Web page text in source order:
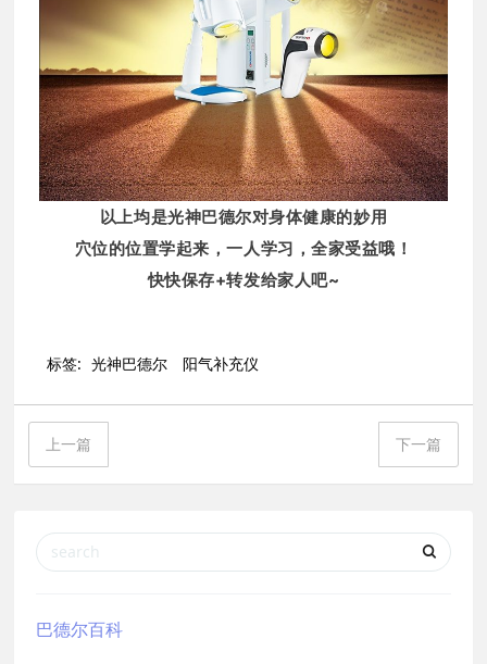
以上均是光神巴德尔对身体健康的妙用
穴位的位置学起来，一人学习，全家受益哦！
快快保存+转发给家人吧~
标签: 光神巴德尔 阳气补充仪
上一篇 下一篇
巴德尔百科